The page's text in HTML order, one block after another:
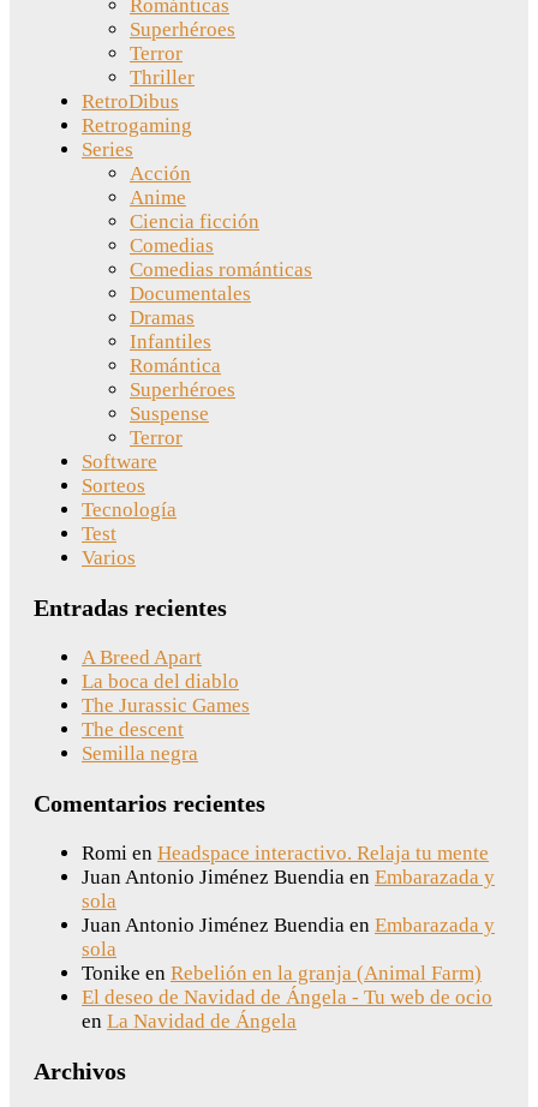
Románticas
Superhéroes
Terror
Thriller
RetroDibus
Retrogaming
Series
Acción
Anime
Ciencia ficción
Comedias
Comedias románticas
Documentales
Dramas
Infantiles
Romántica
Superhéroes
Suspense
Terror
Software
Sorteos
Tecnología
Test
Varios
Entradas recientes
A Breed Apart
La boca del diablo
The Jurassic Games
The descent
Semilla negra
Comentarios recientes
Romi en Headspace interactivo. Relaja tu mente
Juan Antonio Jiménez Buendia en Embarazada y
sola
Juan Antonio Jiménez Buendia en Embarazada y
sola
Tonike en Rebelión en la granja (Animal Farm)
El deseo de Navidad de Ángela - Tu web de ocio
en La Navidad de Ángela
Archivos